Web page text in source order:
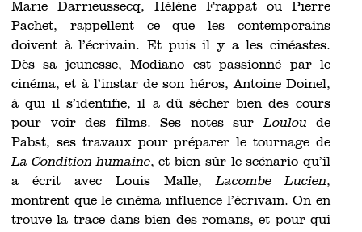
Marie Darrieussecq, Hélène Frappat ou Pierre
Pachet, rappellent ce que les contemporains
doivent à l’écrivain. Et puis il y a les cinéastes.
Dès sa jeunesse, Modiano est passionné par le
cinéma, et à l’instar de son héros, Antoine Doinel,
à qui il s’identifie, il a dû sécher bien des cours
pour voir des films. Ses notes surLoulou de
Pabst, ses travaux pour préparer le tournage de
La Condition humaine, et bien sûr le scénario qu’il
a écrit avec Louis Malle,Lacombe Lucien,
montrent que le cinéma influence l’écrivain. On en
trouve la trace dans bien des romans, et pour qui